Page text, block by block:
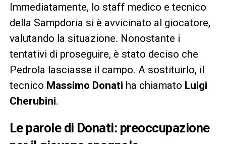
Immediatamente, lo staff medico e tecnico
della Sampdoria si è avvicinato al giocatore,
valutando la situazione. Nonostante i
tentativi di proseguire, è stato deciso che
Pedrola lasciasse il campo. A sostituirlo, il
tecnico Massimo Donati ha chiamato Luigi
Cherubini.
Le parole di Donati: preoccupazione